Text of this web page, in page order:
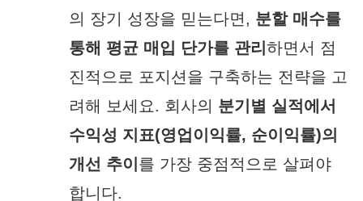
의 장기 성장을 믿는다면, 분할 매수를
통해 평균 매입 단가를 관리 하면서 점
진적으로 포지션을 구축하는 전략을 고
려해 보세요. 회사의 분기별 실적에서
수익성 지표(영업이익률, 순이익률)의
개선 추이 를 가장 중점적으로 살펴야
합니다.